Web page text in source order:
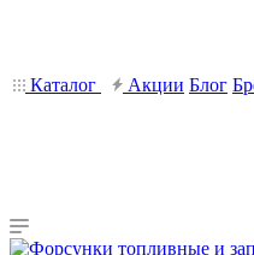
Каталог Акции Блог